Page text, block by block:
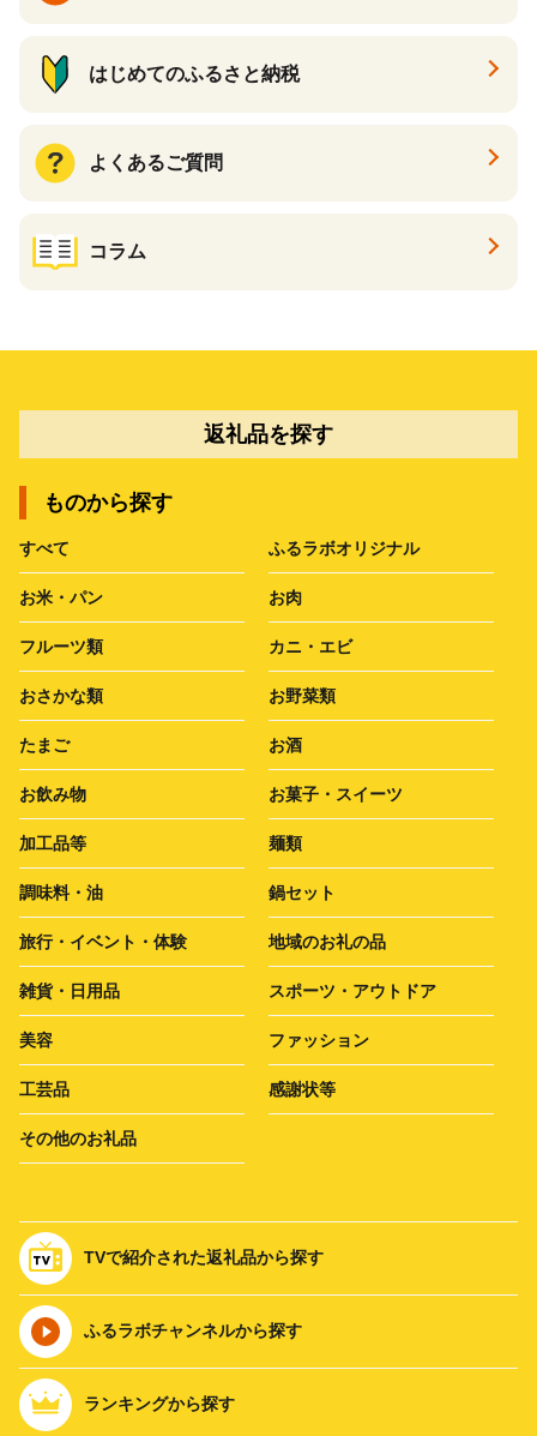
はじめてのふるさと納税
よくあるご質問
コラム
返礼品を探す
ものから探す
すべて ふるラボオリジナル
お米・パン お肉
フルーツ類 カニ・エビ
おさかな類 お野菜類
たまご お酒
お飲み物 お菓子・スイーツ
加工品等 麺類
調味料・油 鍋セット
旅行・イベント・体験 地域のお礼の品
雑貨・日用品 スポーツ・アウトドア
美容 ファッション
工芸品 感謝状等
その他のお礼品
TVで紹介された返礼品から探す
ふるラボチャンネルから探す
ランキングから探す